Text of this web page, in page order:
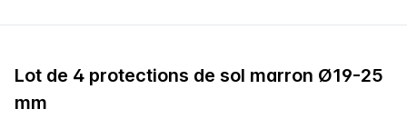
Lot de 4 protections de sol marron Ø19-25
mm